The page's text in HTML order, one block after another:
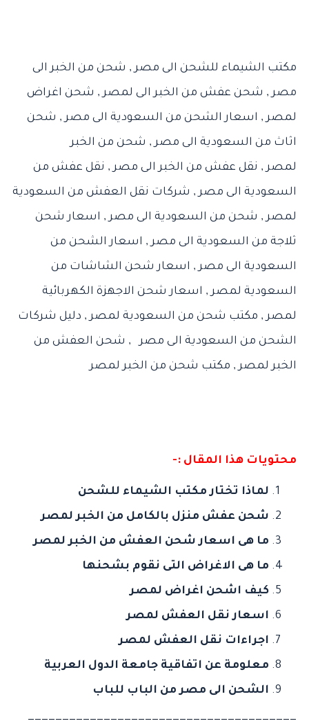
مكتب الشيماء للشحن الى مصر , شحن من الخبر الى
مصر , شحن عفش من الخبر الى لمصر , شحن اغراض
لمصر , اسعار الشحن من السعودية الى مصر , شحن
اثاث من السعودية الى مصر , شحن من الخبر
لمصر , نقل عفش من الخبر الى مصر , نقل عفش من
السعودية الى مصر , شركات نقل العفش من السعودية
لمصر , شحن من السعودية الى مصر , اسعار شحن
ثلاجة من السعودية الى مصر , اسعار الشحن من
السعودية الى مصر , اسعار شحن الشاشات من
السعودية لمصر , اسعار شحن الاجهزة الكهربائية
لمصر , مكتب شحن من السعودية لمصر , دليل شركات
الشحن من السعودية الى مصر
, شحن العفش من
الخبر لمصر , مكتب شحن من الخبر لمصر
محتويات هذا المقال :-
لماذا تختار مكتب الشيماء للشحن
شحن عفش منزل بالكامل من الخبر لمصر
ما هى اسعار شحن العفش من الخبر لمصر
ما هى الاغراض التى نقوم بشحنها
كيف اشحن اغراض لمصر
اسعار نقل العفش لمصر
اجراءات نقل العفش لمصر
معلومة عن اتفاقية جامعة الدول العربية
الشحن الى مصر من الباب للباب